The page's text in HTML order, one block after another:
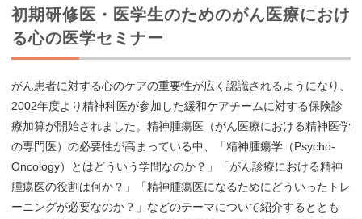
初期研修医・医学生のためのがん医療におけ
る心の医学セミナー
がん患者に対する心のケアの重要性が広く認識されるようになり、
2002年度より精神科医が参加した緩和ケアチームに対する保険診
療加算が開始されました。精神腫瘍医（がん医療における精神医学
の専門医）の必要性が高まっている中、「精神腫瘍学（Psycho-
Oncology）とはどういう学問なのか？」「がん診療における精神
腫瘍医の役割は何か？」「精神腫瘍医になるためにどういったトレ
ーニングが必要なのか？」などのテーマについて紹介するととも